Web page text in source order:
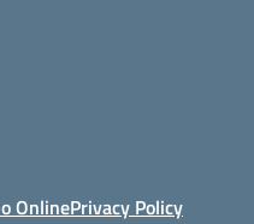
OnlinePrivacy Policy